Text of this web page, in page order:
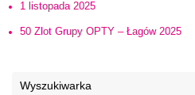
1 listopada 2025
50 Zlot Grupy OPTY – Łagów 2025
Wyszukiwarka